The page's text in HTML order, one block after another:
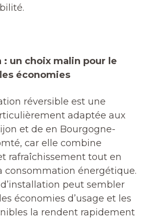
: un choix malin pour le
économies
réversible est une
adaptée aux
et de en Bourgogne-
car elle combine
rafraîchissement tout en
consommation énergétique.
peut sembler
économies d’usage et les
la rendent rapidement